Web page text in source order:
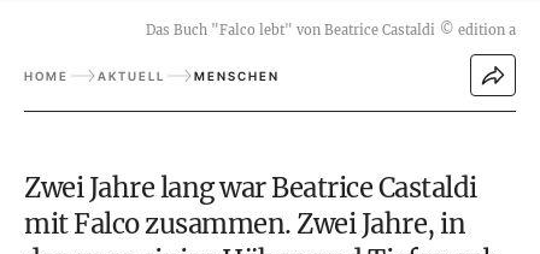
Das Buch "Falco lebt" von Beatrice Castaldi © edition a
HOME AKTUELL MENSCHEN
Zwei Jahre lang war Beatrice Castaldi
mit Falco zusammen. Zwei Jahre, in